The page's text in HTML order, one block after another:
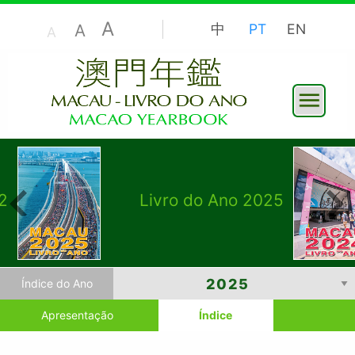
A A A 中 PT EN
Livro do Ano 2025
Índice do Ano
Apresentação Índice